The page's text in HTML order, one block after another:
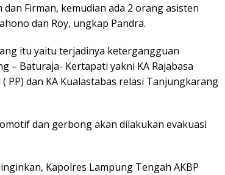
Firman, kemudian ada 2 orang asisten
dan Roy, ungkap Pandra.
itu yaitu terjadinya ketergangguan
– Baturaja- Kertapati yakni KA Rajabasa
dan KA Kualastabas relasi Tanjungkarang
dan gerbong akan dilakukan evakuasi
Kapolres Lampung Tengah AKBP